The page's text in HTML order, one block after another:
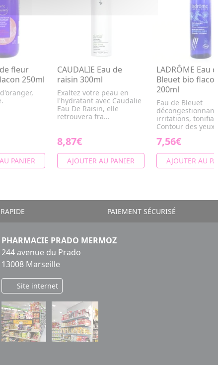
fleur
250ml
PANIER
CAUDALIE Eau de
raisin 300ml
Exaltez votre peau en
l'hydratant avec Caudalie
Eau De Raisin, elle
retrouvera fra...
8,87€
AJOUTER AU PANIER
LADRÔME Eau
Bleuet bio
200ml
Eau de Bleuet
irritations,
Contour des
7,56€
AJOUTER AU
PAIEMENT SÉCURISÉ
PHARMACIE PRADO MERMOZ
244 avenue du Prado
13008 Marseille
Site internet